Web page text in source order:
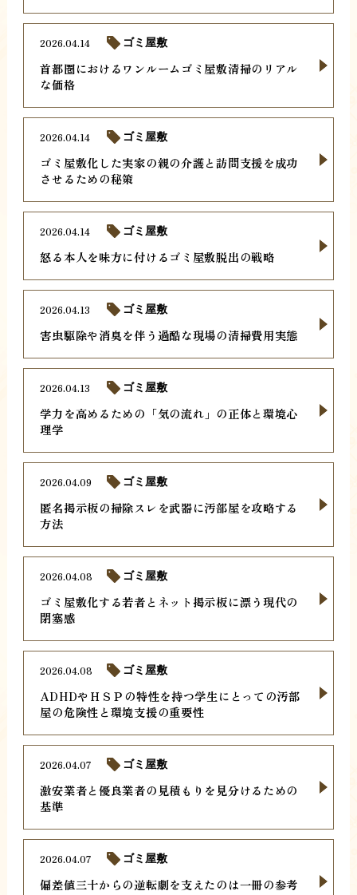
首都圏におけるワンルームゴミ屋敷清掃のリアル
な価格
2026.04.14 ゴミ屋敷
ゴミ屋敷化した実家の親の介護と訪問支援を成功
させるための秘策
2026.04.14 ゴミ屋敷
怒る本人を味方に付けるゴミ屋敷脱出の戦略
2026.04.14 ゴミ屋敷
害虫駆除や消臭を伴う過酷な現場の清掃費用実態
2026.04.13 ゴミ屋敷
学力を高めるための「気の流れ」の正体と環境心
理学
2026.04.13 ゴミ屋敷
匿名掲示板の掃除スレを武器に汚部屋を攻略する
方法
2026.04.09 ゴミ屋敷
ゴミ屋敷化する若者とネット掲示板に漂う現代の
閉塞感
2026.04.08 ゴミ屋敷
ADHDやＨＳＰの特性を持つ学生にとっての汚部
屋の危険性と環境支援の重要性
2026.04.08 ゴミ屋敷
激安業者と優良業者の見積もりを見分けるための
基準
2026.04.07 ゴミ屋敷
偏差値三十からの逆転劇を支えたのは一冊の参考
2026.04.07 ゴミ屋敷